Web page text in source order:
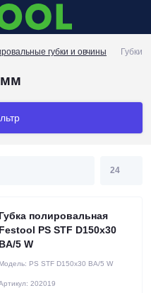
губки и овчины Губки
мм
Губка полировальная
Festool PS STF D150x30
BA/5 W
Модель: PS STF D150x30 BA/5 W
202019